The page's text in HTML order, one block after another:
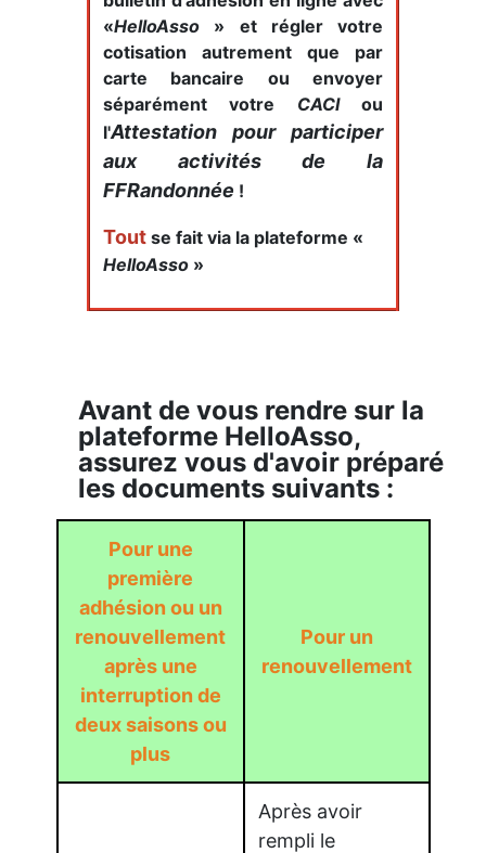
«HelloAsso » et régler votre
cotisation autrement que par
carte bancaire ou envoyer
séparément votre CACIou
l'Attestation pour participer
aux activités de la
FFRandonnée !
Tout se fait via la plateforme «
HelloAsso »
Avant de vous rendre sur la
plateforme HelloAsso,
assurez vous d'avoir préparé
les documents suivants :
Pour une
première
adhésion ou un
renouvellement
après une
interruption de
deux saisons ou
plus
Pour un
renouvellement
Après avoir
rempli le